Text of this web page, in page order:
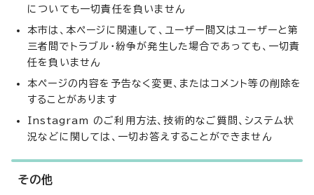
についても一切責任を負いません
本市は、本ページに関連して、ユーザー間又はユーザーと第
三者間でトラブル・紛争が発生した場合であっても、一切責
任を負いません
本ページの内容を予告なく変更、またはコメント等の削除を
することがあります
Instagram のご利用方法、技術的なご質問、システム状
況などに関しては、一切お答えすることができません
その他